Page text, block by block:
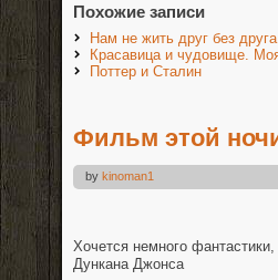
Похожие записи
Нам не жить друг без друга.
Красавица и чудовище.
Поттер и Сталин
Фильм этой
by kinoman1
Хочется немного
Дункана Джонса